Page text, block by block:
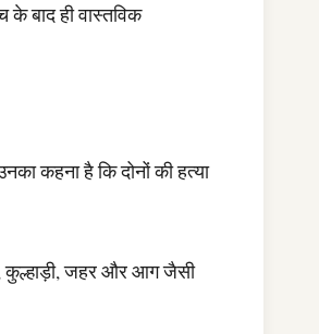
के बाद ही वास्तविक
कहना है कि दोनों की हत्या
कुल्हाड़ी, जहर और आग जैसी